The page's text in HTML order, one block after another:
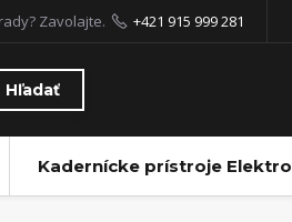
Hľadať
Zavolajte. +421 915 999 281
Kadernícke prístroje Elektro